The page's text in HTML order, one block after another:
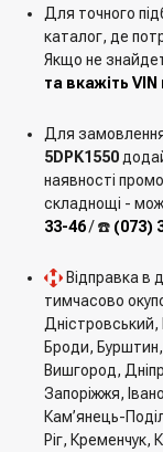
Для точного
каталог, де
Якщо не
та вкажіть
Для
5DPK1550
наявності
складнощі -
33-46/ ☎️ (073)
Відправка в
тимчасово
Броди,
Вишгород,
Запоріжжя,
Кам’янець-
Ріг, Кременчук,